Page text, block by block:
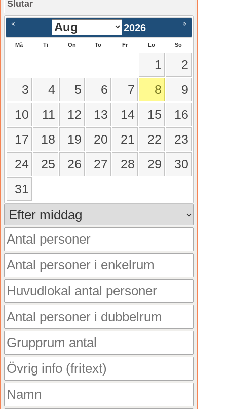
Slutar
Nästa >
2026
Må Ti On To Fr Lö Sö
1
2
3
4 5 6 7 8
9
10
11 12 13 14 15
16
17
18 19 20 21 22
23
24
25 26 27 28 29
30
31